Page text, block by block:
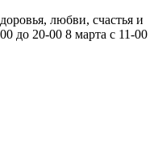
любви, счастья и
до 20-00 8 марта с 11-00